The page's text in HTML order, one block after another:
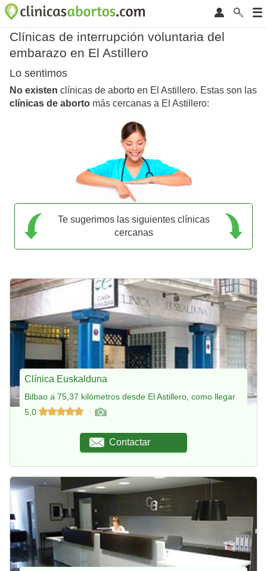
Clínicas de interrupción voluntaria del
embarazo en El Astillero
Lo sentimos
No existen clínicas de aborto en El Astillero. Estas son las
clínicas de aborto más cercanas a El Astillero:
Te sugerimos las siguientes clínicas
cercanas
Clínica Euskalduna
Bilbao a 75,37 kilómetros desde El Astillero, como llegar
5,0
Contactar